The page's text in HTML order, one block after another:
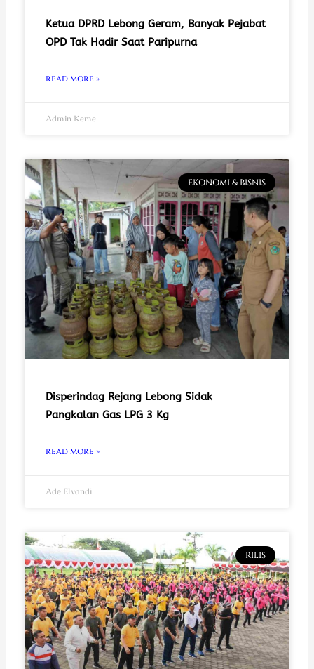
Ketua DPRD Lebong Geram, Banyak Pejabat
OPD Tak Hadir Saat Paripurna
READ MORE »
Admin Keme
EKONOMI & BISNIS
Disperindag Rejang Lebong Sidak
Pangkalan Gas LPG 3 Kg
READ MORE »
Ade Elvandi
RILIS